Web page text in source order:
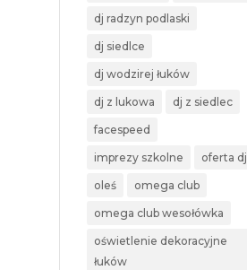
dj radzyn podlaski
dj siedlce
dj wodzirej łuków
dj z lukowa dj z siedlec
facespeed
imprezy szkolne oferta dj
oleś omega club
omega club wesołówka
oświetlenie dekoracyjne
łuków